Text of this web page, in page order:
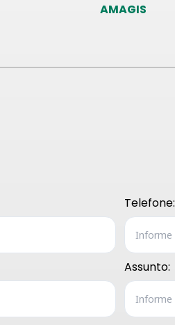
AMAGIS
Telefone:
Assunto: